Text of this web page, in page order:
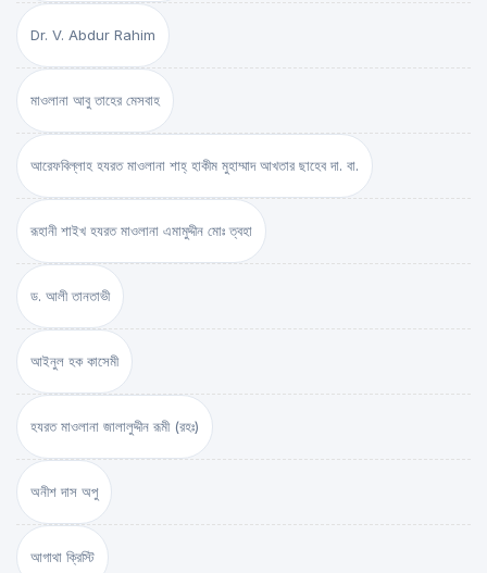
Dr. V. Abdur Rahim
মাওলানা আবু তাহের মেসবাহ
আরেফবিল্লাহ হযরত মাওলানা শাহ্ হাকীম মুহাম্মাদ আখতার ছাহেব দা. বা.
রূহানী শাইখ হযরত মাওলানা এমামুদ্দীন মোঃ ত্বহা
ড. আলী তানতাভী
আইনুল হক কাসেমী
হযরত মাওলানা জালালুদ্দীন রূমী (রহঃ)
অনীশ দাস অপু
আগাথা ক্রিস্টি